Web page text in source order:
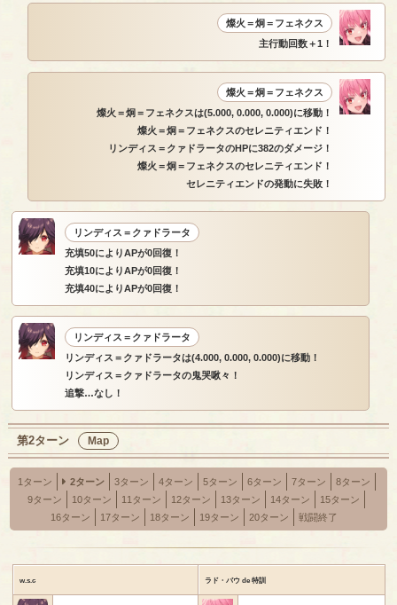
燦火＝炯＝フェネクス
主行動回数＋1！
燦火＝炯＝フェネクス
燦火＝炯＝フェネクスは(5.000, 0.000, 0.000)に移動！
燦火＝炯＝フェネクスのセレニティエンド！
リンディス＝クァドラータのHPに382のダメージ！
燦火＝炯＝フェネクスのセレニティエンド！
セレニティエンドの発動に失敗！
リンディス＝クァドラータ
充填50によりAPが0回復！
充填10によりAPが0回復！
充填40によりAPが0回復！
リンディス＝クァドラータ
リンディス＝クァドラータは(4.000, 0.000, 0.000)に移動！
リンディス＝クァドラータの鬼哭啾々！
追撃…なし！
第2ターン Map
1ターン 2ターン 3ターン 4ターン 5ターン 6ターン 7ターン
8ターン
9ターン
10ターン 11ターン 12ターン 13ターン 14ターン
15ターン
16ターン
17ターン 18ターン 19ターン 20ターン 戦闘終了
w.s.c ラド・バウ de 特訓